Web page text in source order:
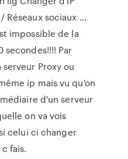
sociaux ...
impossible de la
secondes!!!! Par
Proxy ou
ip mais vu qu'on
d'un serveur
on va vois
celui ci changer
fais.